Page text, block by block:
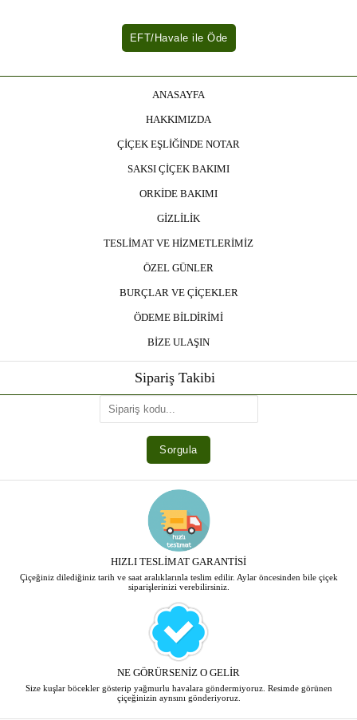
ANASAYFA
HAKKIMIZDA
ÇİÇEK EŞLİĞİNDE NOTAR
SAKSI ÇİÇEK BAKIMI
ORKİDE BAKIMI
GİZLİLİK
TESLİMAT VE HİZMETLERİMİZ
ÖZEL GÜNLER
BURÇLAR VE ÇİÇEKLER
ÖDEME BİLDİRİMİ
BİZE ULAŞIN
Sipariş Takibi
HIZLI TESLİMAT GARANTİSİ
Çiçeğiniz dilediğiniz tarih ve saat aralıklarınla teslim edilir. Aylar öncesinden bile çiçek
siparişlerinizi verebilirsiniz.
NE GÖRÜRSENİZ O GELİR
Size kuşlar böcekler gösterip yağmurlu havalara göndermiyoruz. Resimde görünen
çiçeğinizin aynsını gönderiyoruz.